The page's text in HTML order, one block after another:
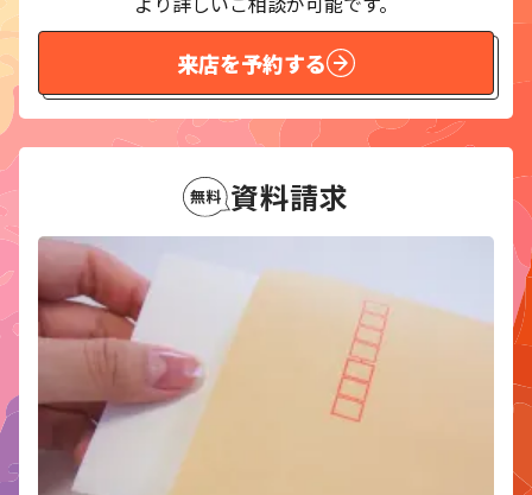
来店を予約する
資料請求